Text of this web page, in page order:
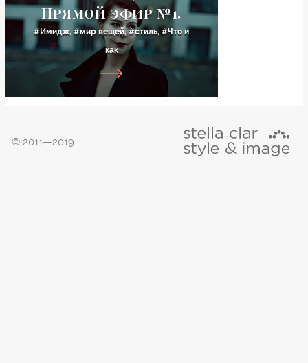
Прямой эфир №1.
#Имидж, #мир вещей,#стиль, #Что и
как
© 2011—2019